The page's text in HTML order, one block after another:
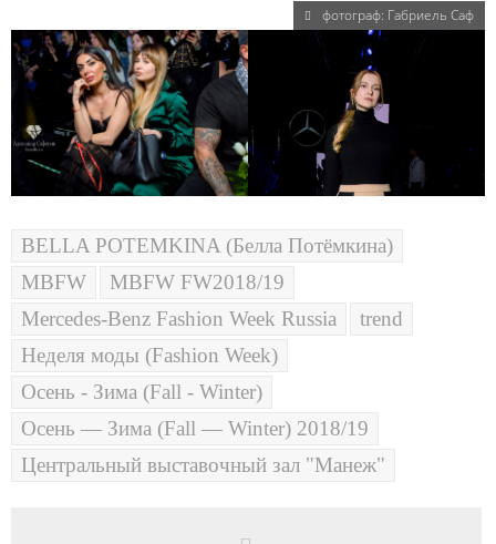
фотограф: Габриель Саф
BELLA POTEMKINA (Белла Потёмкина)
MBFW
MBFW FW2018/19
Mercedes-Benz Fashion Week Russia
trend
Неделя моды (Fashion Week)
Осень - Зима (Fall - Winter)
Осень — Зима (Fall — Winter) 2018/19
Центральный выставочный зал "Манеж"